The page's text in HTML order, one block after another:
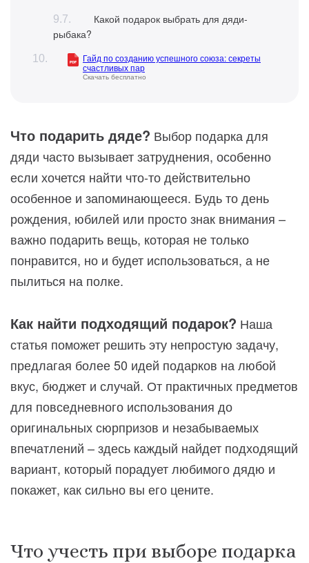
Какой подарок выбрать для дяди-
рыбака?
Гайд по созданию успешного союза: секреты
счастливых пар
Скачать бесплатно
Что подарить дяде? Выбор подарка для
дяди часто вызывает затруднения, особенно
если хочется найти что-то действительно
особенное и запоминающееся. Будь то день
рождения, юбилей или просто знак внимания –
важно подарить вещь, которая не только
понравится, но и будет использоваться, а не
пылиться на полке.
Как найти подходящий подарок? Наша
статья поможет решить эту непростую задачу,
предлагая более 50 идей подарков на любой
вкус, бюджет и случай. От практичных предметов
для повседневного использования до
оригинальных сюрпризов и незабываемых
впечатлений – здесь каждый найдет подходящий
вариант, который порадует любимого дядю и
покажет, как сильно вы его цените.
Что учесть при выборе подарка